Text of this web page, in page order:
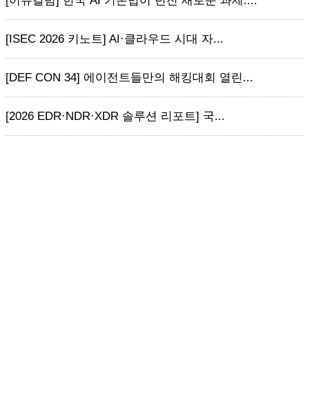
[ISEC 2026 키노트] AI·클라우드 시대 자...
[DEF CON 34] 에이전트들만의 해킹대회 열린...
[2026 EDR·NDR·XDR 솔루션 리포트] 국...